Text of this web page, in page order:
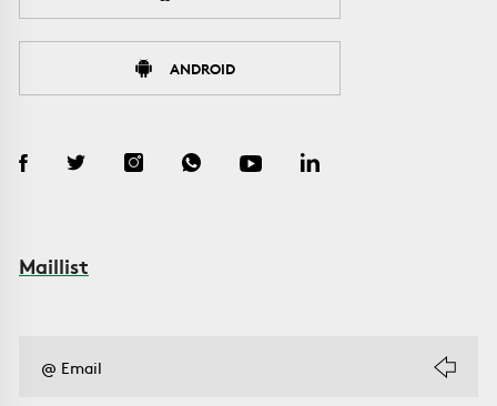
ANDROID
Maillist